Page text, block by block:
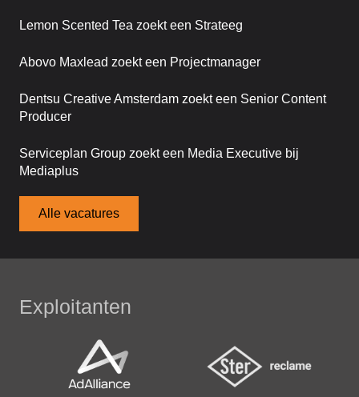
Lemon Scented Tea zoekt een Strateeg
Abovo Maxlead zoekt een Projectmanager
Dentsu Creative Amsterdam zoekt een Senior Content
Producer
Serviceplan Group zoekt een Media Executive bij
Mediaplus
Alle vacatures
Exploitanten